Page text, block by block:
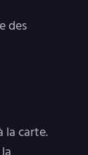
des
la carte.